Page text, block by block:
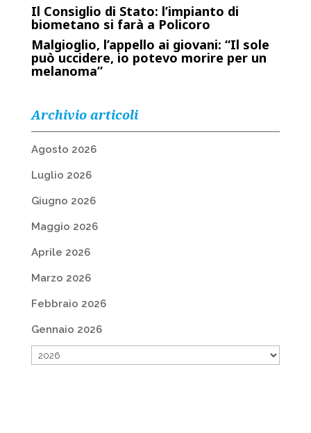
Il Consiglio di Stato: l’impianto di
biometano si farà a Policoro
Malgioglio, l’appello ai giovani: “Il sole
può uccidere, io potevo morire per un
melanoma”
Archivio articoli
Agosto 2026
Luglio 2026
Giugno 2026
Maggio 2026
Aprile 2026
Marzo 2026
Febbraio 2026
Gennaio 2026